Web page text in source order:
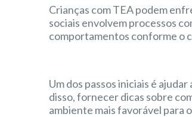
Crianças com TEA podem
sociais envolvem processos
comportamentos conforme o
Um dos passos iniciais é
disso, fornecer dicas sobre
ambiente mais favorável para